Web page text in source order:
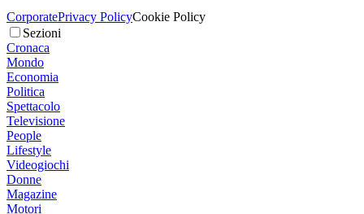
CorporatePrivacy PolicyCookie Policy
Sezioni
Cronaca
Mondo
Economia
Politica
Spettacolo
Televisione
People
Lifestyle
Videogiochi
Donne
Magazine
Motori